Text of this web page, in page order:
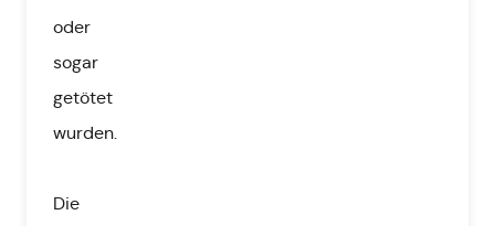
oder
sogar
getötet
wurden.
Die